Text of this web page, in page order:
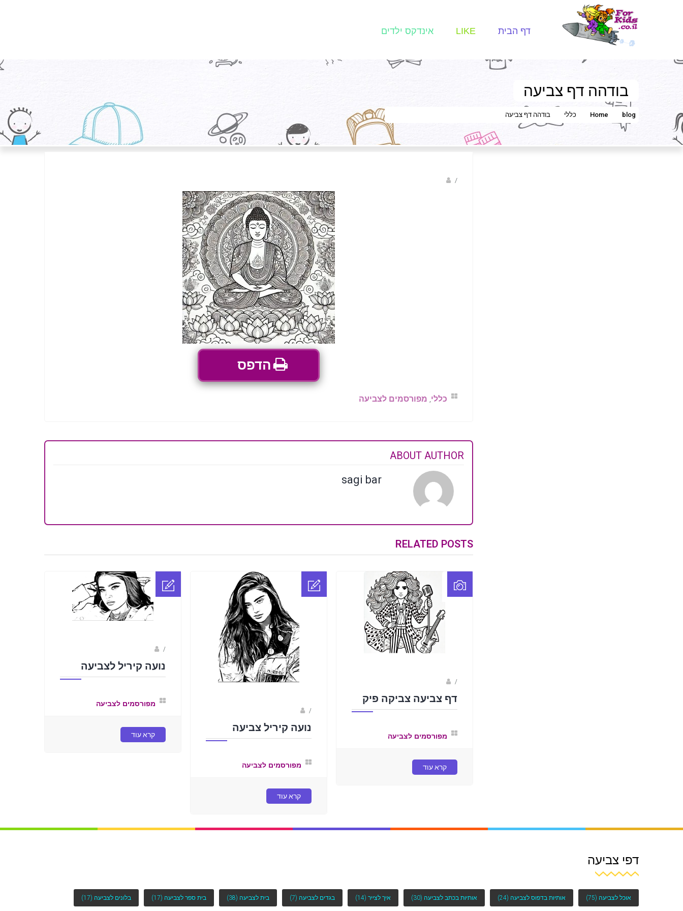
דף הבית LIKE אינדקס ילדים
בודהה דף צביעה
Home blog כללי בודהה דף צביעה
/
הדפס
כללי, מפורסמים לצביעה
ABOUT AUTHOR
sagi bar
RELATED POSTS
/
דף צביעה צביקה פיק
מפורסמים לצביעה
קרא עוד
/
נועה קיריל צביעה
מפורסמים לצביעה
קרא עוד
/
נועה קיריל לצביעה
מפורסמים לצביעה
קרא עוד
דפי צביעה
אוכל לצביעה (75) אותיות בדפוס לצביעה (24) אותיות בכתב לצביעה (30) איך לצייר (14) בגדים לצביעה (7) בית לצביעה (38) בית ספר לצביעה (17) בלונים לצביעה (17)